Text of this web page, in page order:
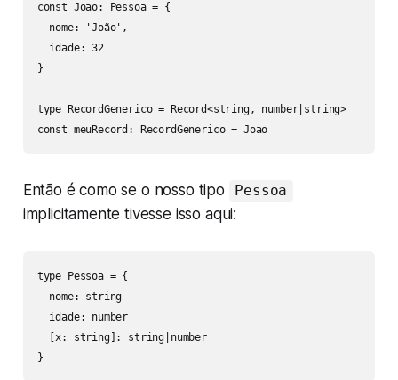
const Joao: Pessoa = {
  nome: 'João',
  idade: 32
}
type RecordGenerico = Record<string, number|string>
const meuRecord: RecordGenerico = Joao
Então é como se o nosso tipo Pessoa
implicitamente tivesse isso aqui:
type Pessoa = {
  nome: string
  idade: number
  [x: string]: string|number
}